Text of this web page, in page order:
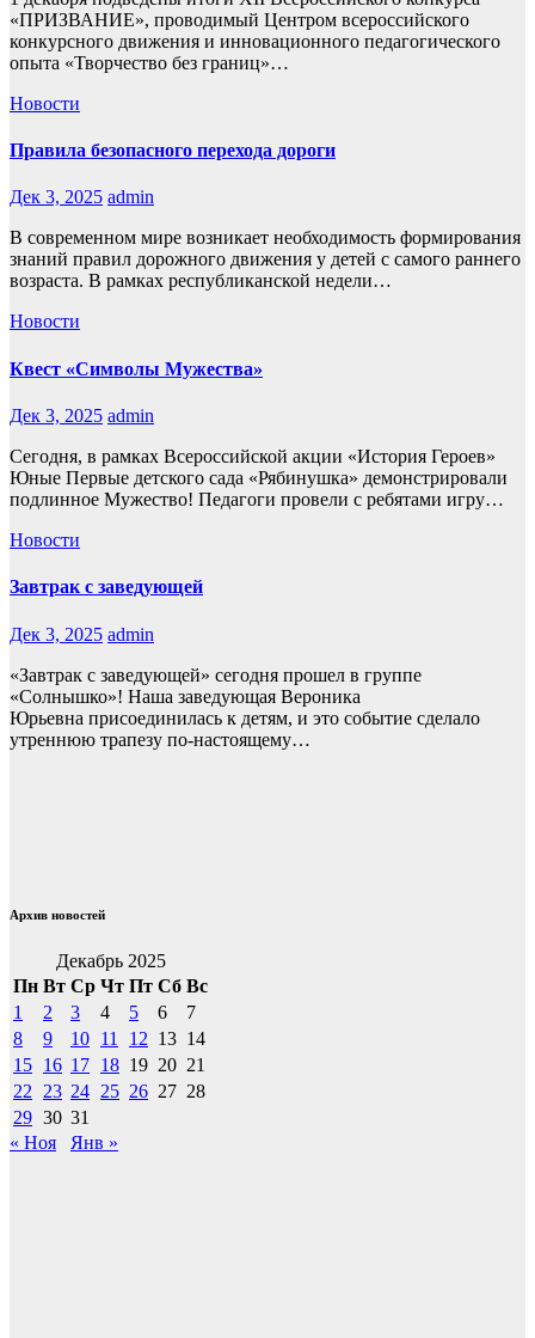
«ПРИЗВАНИЕ», проводимый Центром всероссийского
конкурсного движения и инновационного педагогического
опыта «Творчество без границ»…
Новости
Правила безопасного перехода дороги
Дек 3, 2025 admin
В современном мире возникает необходимость формирования
знаний правил дорожного движения у детей с самого раннего
возраста. В рамках республиканской недели…
Новости
Квест «Символы Мужества»
Дек 3, 2025 admin
Сегодня, в рамках Всероссийской акции «История Героев»
Юные Первые детского сада «Рябинушка» демонстрировали
подлинное Мужество! Педагоги провели с ребятами игру…
Новости
Завтрак с заведующей
Дек 3, 2025 admin
«Завтрак с заведующей» сегодня прошел в группе
«Солнышко»! Наша заведующая Вероника
Юрьевна присоединилась к детям, и это событие сделало
утреннюю трапезу по-настоящему…
Архив новостей
Декабрь 2025
Пн Вт Ср Чт Пт Сб Вс
1
2 3 4 5 6
7
8
9 10 11 12 13 14
15 16 17 18 19 20 21
22 23 24 25 26 27 28
29 30 31
« Ноя
Янв »